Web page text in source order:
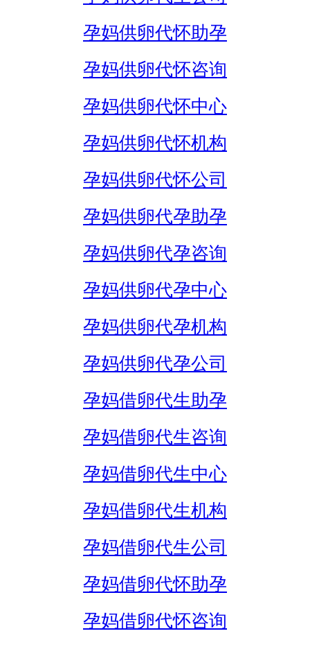
孕妈供卵代怀助孕
孕妈供卵代怀咨询
孕妈供卵代怀中心
孕妈供卵代怀机构
孕妈供卵代怀公司
孕妈供卵代孕助孕
孕妈供卵代孕咨询
孕妈供卵代孕中心
孕妈供卵代孕机构
孕妈供卵代孕公司
孕妈借卵代生助孕
孕妈借卵代生咨询
孕妈借卵代生中心
孕妈借卵代生机构
孕妈借卵代生公司
孕妈借卵代怀助孕
孕妈借卵代怀咨询